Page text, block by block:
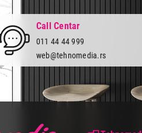
Call Centar
011 44 44 999
web@tehnomedia.rs